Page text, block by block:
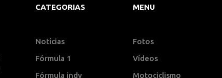
CATEGORIAS
Notícias
Fórmula 1
Fórmula indy
MENU
Fotos
Vídeos
Motociclismo